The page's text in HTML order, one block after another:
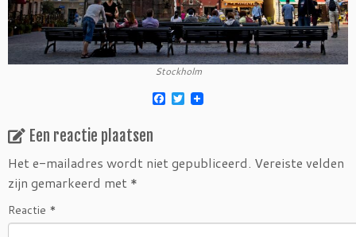
Stockholm
F
o
T
w
e
r
Een reactie plaatsen
Het e-mailadres wordt niet gepubliceerd. Vereiste velden
zijn gemarkeerd met *
Reactie *